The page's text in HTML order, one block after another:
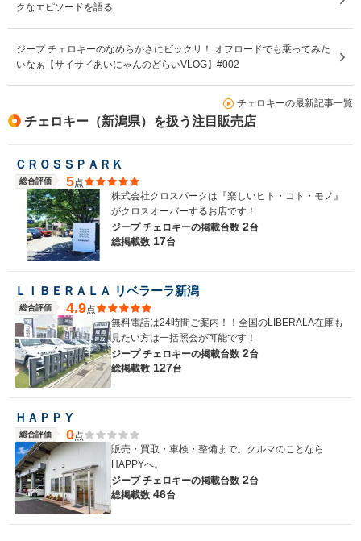
クなエピソードを語る
ジープ チェロキーのなめらかさにビックリ！ オフロードでも乗ってみた
いなぁ【サイサイあいにゃんのどらいVLOG】#002
チェロキーの最新記事一覧
チェロキー（新潟県）を扱う注目販売店
ＣＲＯＳＳＰＡＲＫ
総合評価 5点
株式会社クロスパークは『楽しいヒト・コト・モノ』
がクロスオーバーするお店です！
ジープ チェロキーの掲載台数 2台
総掲載数 17台
ＬＩＢＥＲＡＬＡ リベラーラ新潟
総合評価 4.9点
無料電話は24時間ご案内！！全国のLIBERALA在庫も
見たい方は一括照会が可能です！
ジープ チェロキーの掲載台数 2台
総掲載数 127台
ＨＡＰＰＹ
総合評価 0点
販売・買取・車検・整備まで。クルマのことなら
HAPPYへ。
ジープ チェロキーの掲載台数 2台
総掲載数 46台